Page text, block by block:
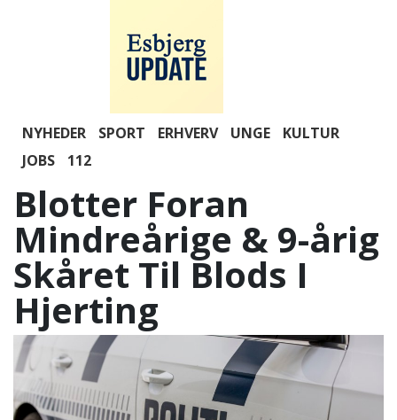
NYHEDER SPORT ERHVERV UNGE
KULTUR
JOBS
112
Blotter Foran
Mindreårige & 9-årig
Skåret Til Blods I
Hjerting